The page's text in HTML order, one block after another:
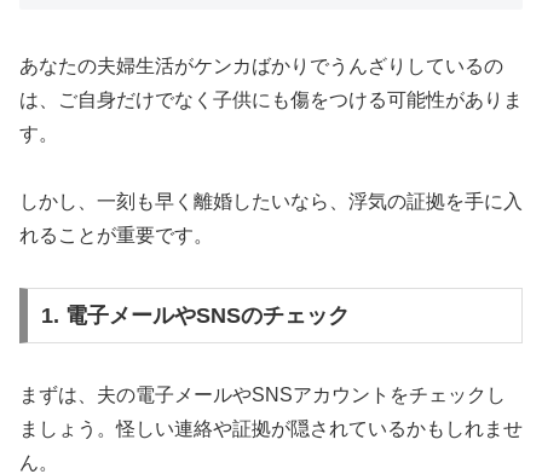
あなたの夫婦生活がケンカばかりでうんざりしているの
は、ご自身だけでなく子供にも傷をつける可能性がありま
す。
しかし、一刻も早く離婚したいなら、浮気の証拠を手に入
れることが重要です。
1. 電子メールやSNSのチェック
まずは、夫の電子メールやSNSアカウントをチェックし
ましょう。怪しい連絡や証拠が隠されているかもしれませ
ん。